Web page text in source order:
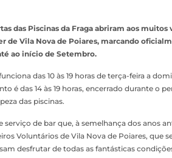
das Piscinas da Fraga abriram aos
de Vila Nova de Poiares, marcando
ao início de Setembro.
das 10 às 19 horas de terça-feira a
é das 14 às 19 horas, encerrado durante o
das piscinas.
de bar que, à semelhança dos anos
Voluntários de Vila Nova de Poiares, que
desfrutar de todas as fantásticas